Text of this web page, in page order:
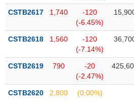
Tổng
quan
Giao
dịch
Tài
chính
Phân
tích
CSTB2617 1,740
-120
(-6.45%)
CSTB2618 1,560
-120
(-7.14%)
CSTB2619 790
-20
(-2.47%)
CSTB2620 2,800 (0.00%)
VS-
LƯỢNG